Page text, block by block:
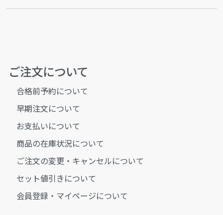
ご注文について
合格前予約について
早期注文について
お支払いについて
商品の在庫状況について
ご注文の変更・キャンセルについて
セット値引きについて
会員登録・マイページについて